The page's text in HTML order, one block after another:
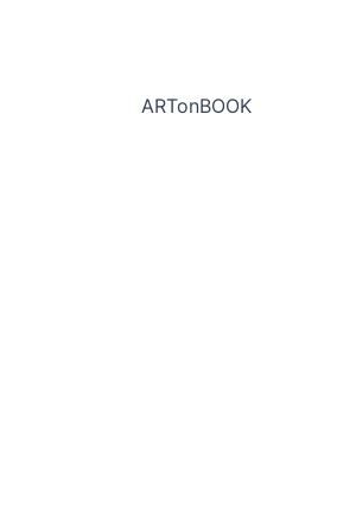
ARTonBOOK